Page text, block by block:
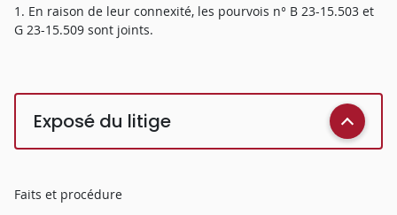
1. En raison de leur connexité, les pourvois n° B 23-15.503 et
G 23-15.509 sont joints.
Exposé du litige
Faits et procédure